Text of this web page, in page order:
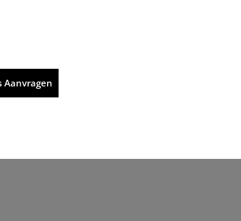
Aanvragen